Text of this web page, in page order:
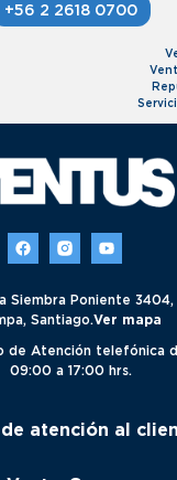
+56 2 2618 0700
Siembra Poniente 3404,
Santiago.Ver mapa
de Atención telefónica
09:00 a 17:00 hrs.
atención al